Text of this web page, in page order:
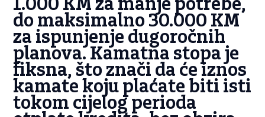
1.000 KM za manje potrebe,
do maksimalno 30.000 KM
za ispunjenje dugoročnih
planova. Kamatna stopa je
fiksna, što znači da će iznos
kamate koju plaćate biti isti
tokom cijelog perioda